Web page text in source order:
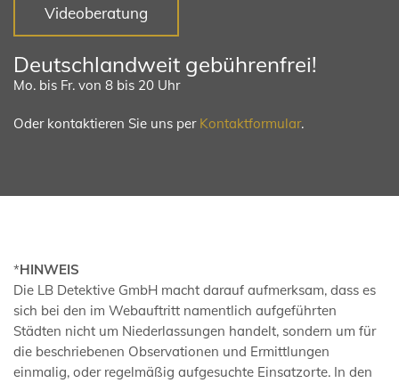
Videoberatung
Deutschlandweit gebührenfrei!
Mo. bis Fr. von 8 bis 20 Uhr
Oder kontaktieren Sie uns per Kontaktformular.
*HINWEIS
Die LB Detektive GmbH macht darauf aufmerksam, dass es
sich bei den im Webauftritt namentlich aufgeführten
Städten nicht um Niederlassungen handelt, sondern um für
die beschriebenen Observationen und Ermittlungen
einmalig, oder regelmäßig aufgesuchte Einsatzorte. In den